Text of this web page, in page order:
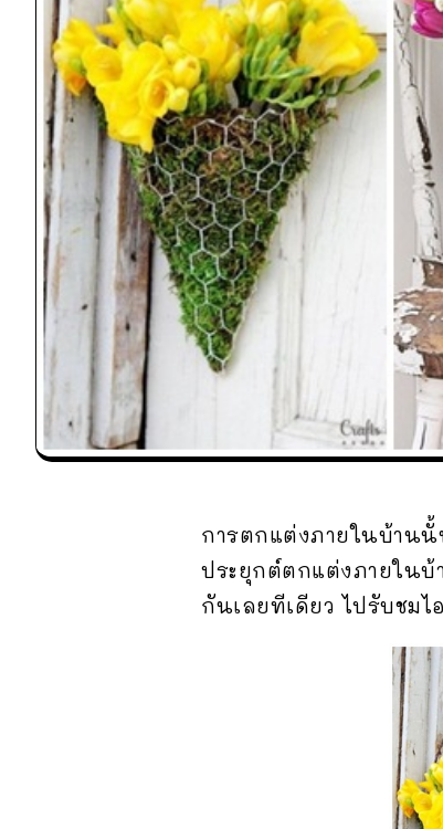
การตกแต่งภายในบ้าน
ประยุกต์ตกแต่งภายในบ้
กันเลยทีเดียว ไปรับชมไ